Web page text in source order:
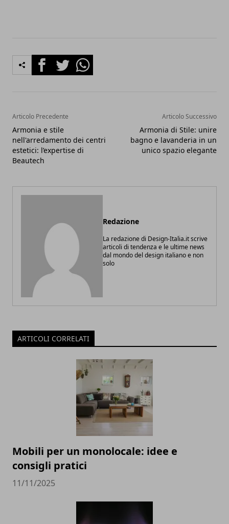
FacebookTwitterWhatsapp
Articolo Precedente
Armonia e stile
nell'arredamento dei centri
estetici: l’expertise di
Beautech
Articolo Successivo
Armonia di Stile: unire
bagno e lavanderia in un
unico spazio elegante
Redazione
La redazione di Design-Italia.it scrive
articoli di tendenza e le ultime news
dal mondo del design italiano e non
solo
ARTICOLI CORRELATI
Mobili per un monolocale: idee e
consigli pratici
11/11/2025